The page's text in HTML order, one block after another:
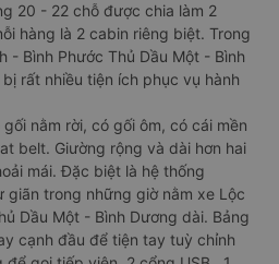
20 - 22 chỗ được chia làm 2
hàng là 2 cabin riêng biệt. Trong
- Bình Phước Thủ Dầu Một - Bình
rất nhiều tiện ích phục vụ hành
nằm rời, có gối ôm, có cái mền
belt. Giường rộng và dài hơn hai
mái. Đặc biệt là hệ thống
giãn trong những giờ nằm xe Lộc
Dầu Một - Bình Dương dài. Bảng
cạnh đầu để tiện tay tuỳ chỉnh